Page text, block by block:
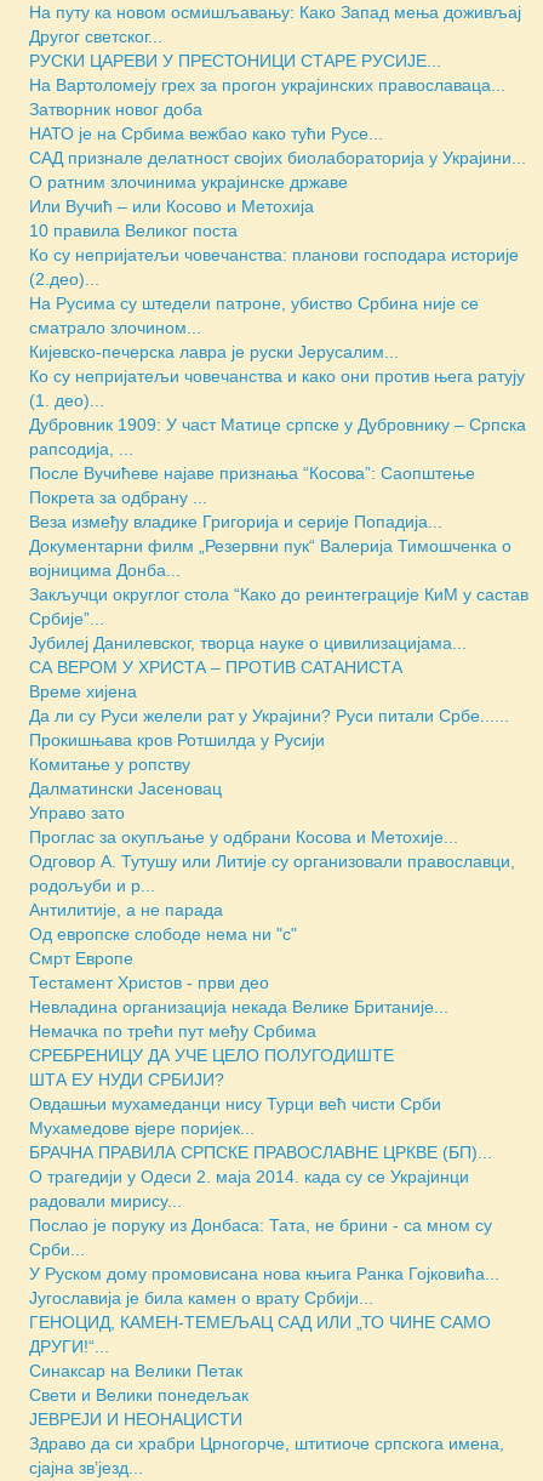
На путу ка новом осмишљавању: Како Запад мења доживљај
Другог светског...
РУСКИ ЦАРЕВИ У ПРЕСТОНИЦИ СТАРЕ РУСИЈЕ...
На Вартоломеју грех за прогон украјинских православаца...
Затворник новог доба
НАТО је на Србима вежбао како тући Русе...
САД признале делатност својих биолабораторија у Украјини...
О ратним злочинима украјинске државе
Или Вучић – или Косово и Метохија
10 правила Великог поста
Ко су непријатељи човечанства: планови господара историје
(2.део)...
На Русима су штедели патроне, убиство Србина није се
сматрало злочином...
Кијевско-печерска лавра је руски Јерусалим...
Ко су непријатељи човечанства и како они против њега ратују
(1. део)...
Дубровник 1909: У част Матице српске у Дубровнику – Српска
рапсодија, ...
После Вучићеве најаве признања “Косова”: Саопштење
Покрета за одбрану ...
Веза између владике Григорија и серије Попадија...
Документарни филм „Резервни пук“ Валерија Тимошченка о
војницима Донба...
Закључци округлог стола “Како до реинтеграције КиМ у састав
Србије”...
Јубилеј Данилевског, творца науке о цивилизацијама...
СА ВЕРОМ У ХРИСТА – ПРОТИВ САТАНИСТА
Време хијена
Да ли су Руси желели рат у Украјини? Руси питали Србе......
Прокишњава кров Ротшилда у Русији
Комитање у ропству
Далматински Јасеновац
Управо зато
Проглас за окупљање у одбрани Косова и Метохије...
Одговор А. Тутушу или Литије су организовали православци,
родољуби и р...
Антилитије, а не парада
Oд европске слободе нема ни "с"
Смрт Европе
Тестамент Христов - први део
Невладина организација некада Велике Британије...
Немачка по трећи пут међу Србима
СРЕБРЕНИЦУ ДА УЧЕ ЦЕЛО ПОЛУГОДИШТЕ
ШТА ЕУ НУДИ СРБИЈИ?
Овдашњи мухамеданци нису Турци већ чисти Срби
Мухамедове вјере поријек...
БРАЧНА ПРАВИЛА СРПСКЕ ПРАВОСЛАВНЕ ЦРКВЕ (БП)...
О трагедији у Одеси 2. маја 2014. када су се Украјинци
радовали мирису...
Послао је поруку из Донбаса: Тата, не брини - са мном су
Срби...
У Руском дому промовисана нова књига Ранка Гојковића...
Југославијa је била камен о врату Србији...
ГЕНОЦИД, КАМЕН-ТЕМЕЉАЦ САД ИЛИ „ТО ЧИНЕ САМО
ДРУГИ!“...
Синаксар на Велики Петак
Свети и Велики понедељак
ЈЕВРЕЈИ И НЕОНАЦИСТИ
Здраво да си храбри Црногорче, штитиоче српскога имена,
сјајна зв’језд...